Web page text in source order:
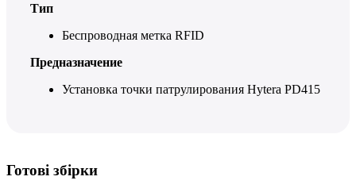
Тип
Беспроводная метка RFID
Предназначение
Установка точки патрулирования Hytera PD415
Готові збірки